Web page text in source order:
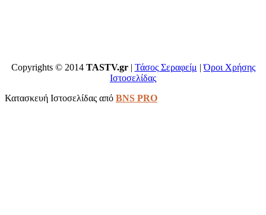
Copyrights © 2014 TASTV.gr| Τάσος Σεραφείμ |Όροι Χρήσης
Ιστοσελίδας
Κατασκευή Ιστοσελίδας από BNS PRO